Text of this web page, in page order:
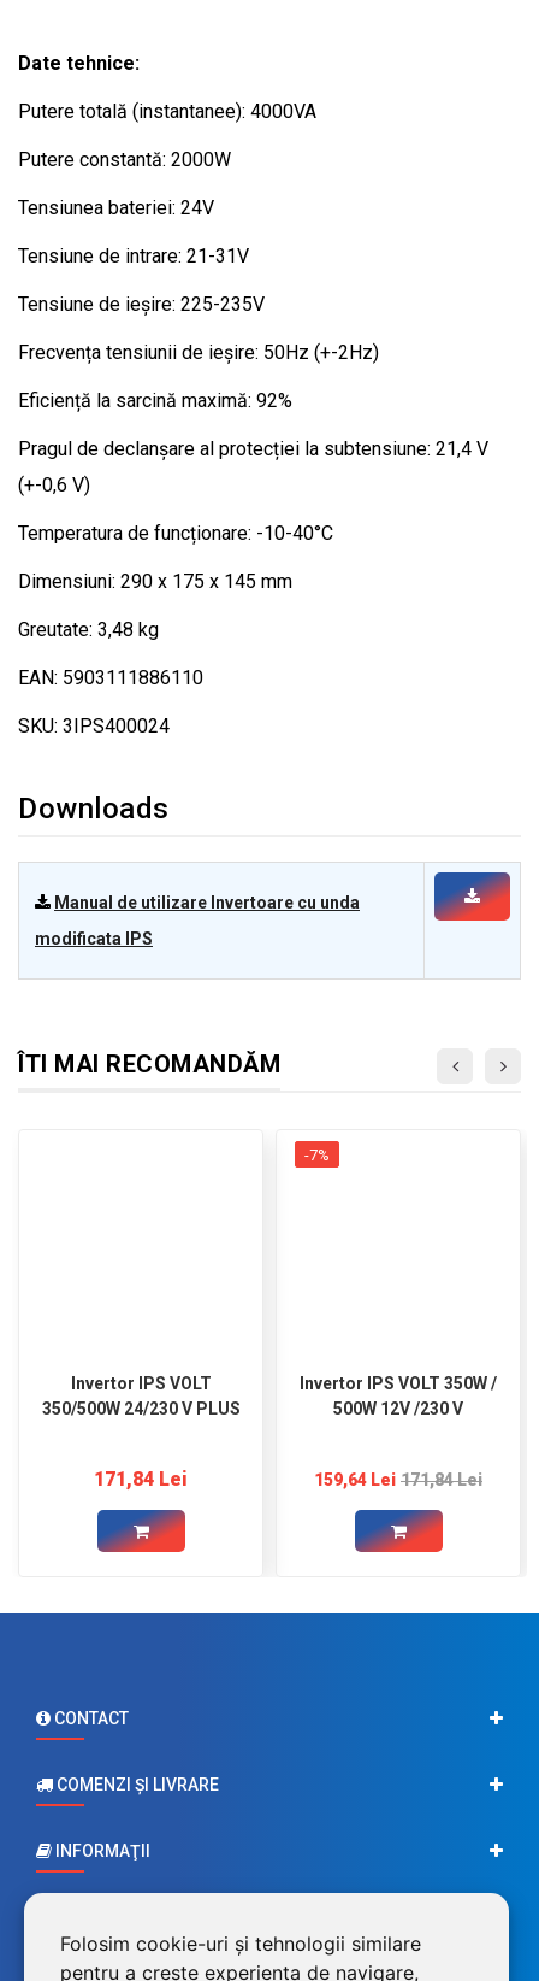
Folosim cookie-uri și tehnologii similare
pentru a crește experiența de navigare,
Date tehnice:
Putere totală (instantanee): 4000VA
Putere constantă: 2000W
Tensiunea bateriei: 24V
Tensiune de intrare: 21-31V
Tensiune de ieșire: 225-235V
Frecvența tensiunii de ieșire: 50Hz (+-2Hz)
Eficiență la sarcină maximă: 92%
Pragul de declanșare al protecției la subtensiune: 21,4 V
(+-0,6 V)
Temperatura de funcționare: -10-40°C
Dimensiuni: 290 x 175 x 145 mm
Greutate: 3,48 kg
EAN: 5903111886110
SKU: 3IPS400024
Downloads
Manual de utilizare Invertoare cu unda
modificata IPS
ÎTI MAI RECOMANDĂM
Invertor IPS VOLT
350/500W 24/230 V PLUS
171,84 Lei
Invertor IPS VOLT 350W /
500W 12V /230 V
159,64 Lei 171,84 Lei
-7%
CONTACT
COMENZI ŞI LIVRARE
INFORMAŢII